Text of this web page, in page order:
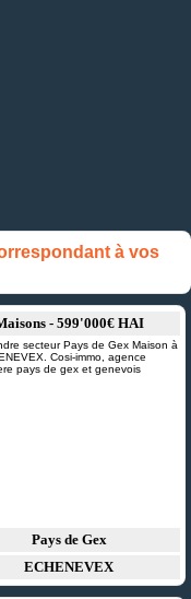
à vos
- 599'000€ HAI
Pays de Gex
ECHENEVEX